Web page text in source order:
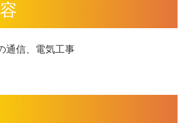
通信、電気工事